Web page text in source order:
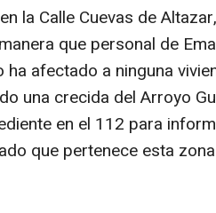
la Calle Cuevas de
que personal de
afectado a ninguna
una crecida del Arroyo
en el 112 para
que pertenece esta